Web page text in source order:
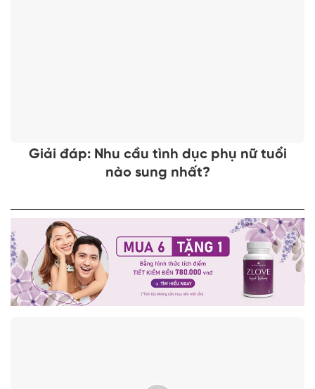
Giải đáp: Nhu cầu tình dục phụ nữ tuổi
nào sung nhất?